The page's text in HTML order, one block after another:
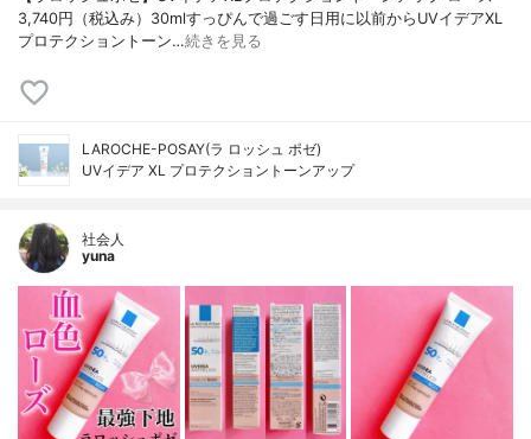
3,740円（税込み）30mlすっぴんで過ごす日用に以前からUVイデアXL
プロテクショントーン…続きを見る
LAROCHE-POSAY(ラ ロッシュ ポゼ)
UVイデア XL プロテクショントーンアップ
社会人
yuna